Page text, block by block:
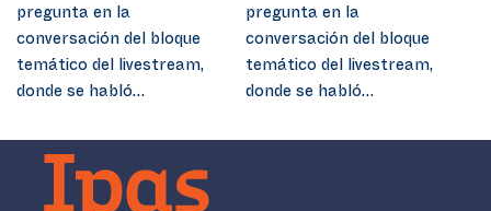
pregunta en la
conversación del bloque
temático del livestream,
donde se habló…
pregunta en la
conversación del bloque
temático del livestream,
donde se habló…